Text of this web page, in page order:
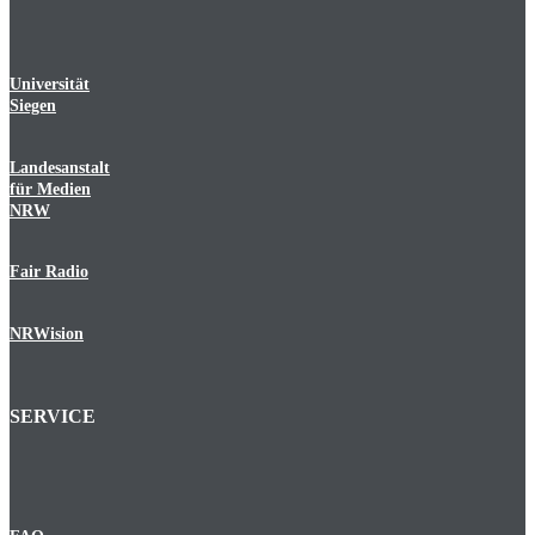
Universität
Siegen
Landesanstalt
für Medien
NRW
Fair Radio
NRWision
SERVICE